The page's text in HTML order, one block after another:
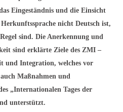
Eingeständnis und die Einsicht
nicht Deutsch ist,
sind. Die Anerkennung und
sind erklärte Ziele des ZMI –
und Integration, welches vor
Maßnahmen und
„Internationalen Tages der
unterstützt.